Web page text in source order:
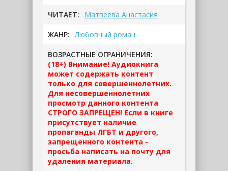
ЧИТАЕТ: Матвеева Анастасия
ЖАНР: Любовный роман
ВОЗРАСТНЫЕ ОГРАНИЧЕНИЯ:
(18+) Внимание! Аудиокнига
может содержать контент
только для совершеннолетних.
Для несовершеннолетних
просмотр данного контента
СТРОГО ЗАПРЕЩЕН! Если в книге
присутствует наличие
пропаганды ЛГБТ и другого,
запрещенного контента -
просьба написать на почту для
удаления материала.